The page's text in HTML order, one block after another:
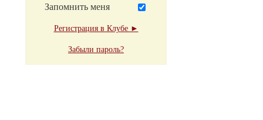
Запомнить меня
Регистрация в Клубе ►
Забыли пароль?